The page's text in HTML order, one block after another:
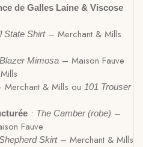
de Galles Laine & Viscose
State Shirt– Merchant & Mills
Blazer Mimosa – Maison Fauve
Merchant & Mills ou 101 Trouser
: The Camber (robe) –
Fauve
Skirt– Merchant & Mills